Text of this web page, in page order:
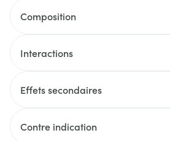
Composition
Interactions
Effets secondaires
Contre indication